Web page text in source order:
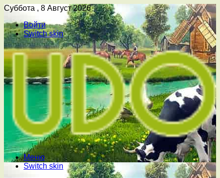
Суббота , 8 Август 2026
Войти
Switch skin
Меню
Switch skin